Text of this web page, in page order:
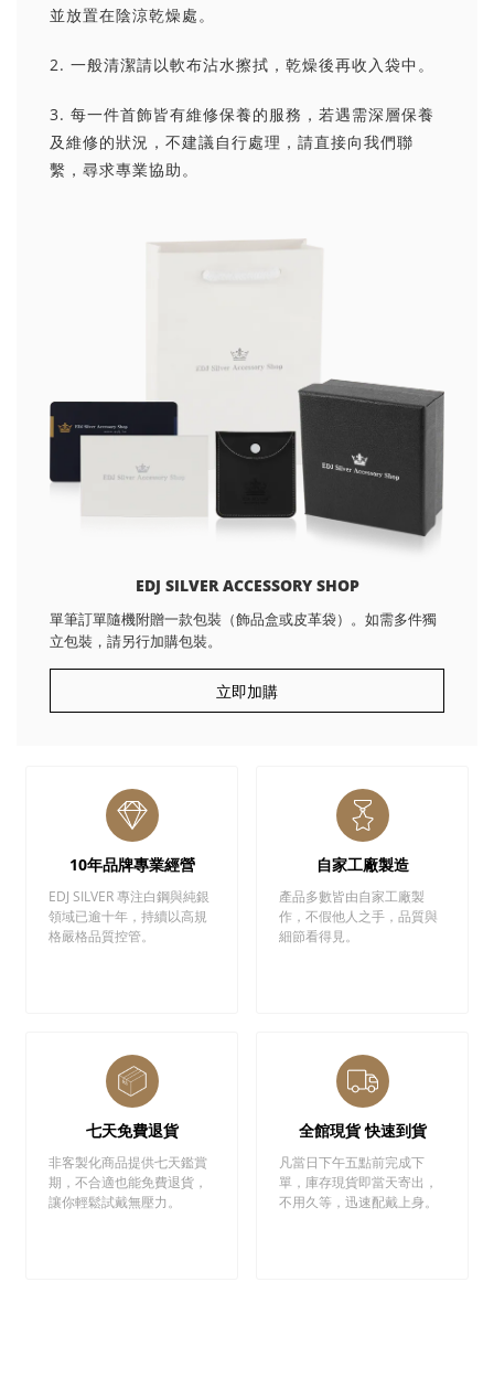
並放置在陰涼乾燥處。
2. 一般清潔請以軟布沾水擦拭，乾燥後再收入袋中。
3. 每一件首飾皆有維修保養的服務，若遇需深層保養
及維修的狀況，不建議自行處理，請直接向我們聯
繫，尋求專業協助。
EDJ SILVER ACCESSORY SHOP
單筆訂單隨機附贈一款包裝（飾品盒或皮革袋）。如需多件獨
立包裝，請另行加購包裝。
立即加購
10年品牌專業經營
EDJ SILVER 專注白鋼與純銀
領域已逾十年，持續以高規
格嚴格品質控管。
自家工廠製造
產品多數皆由自家工廠製
作，不假他人之手，品質與
細節看得見。
七天免費退貨
非客製化商品提供七天鑑賞
期，不合適也能免費退貨，
讓你輕鬆試戴無壓力。
全館現貨 快速到貨
凡當日下午五點前完成下
單，庫存現貨即當天寄出，
不用久等，迅速配戴上身。